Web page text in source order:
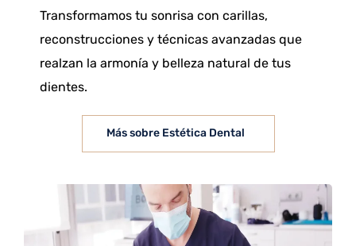
Transformamos tu sonrisa con carillas,
reconstrucciones y técnicas avanzadas que
realzan la armonía y belleza natural de tus
dientes.
Más sobre Estética Dental